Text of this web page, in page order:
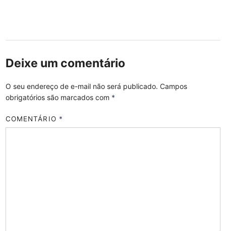
Deixe um comentário
O seu endereço de e-mail não será publicado. Campos
obrigatórios são marcados com *
COMENTÁRIO *